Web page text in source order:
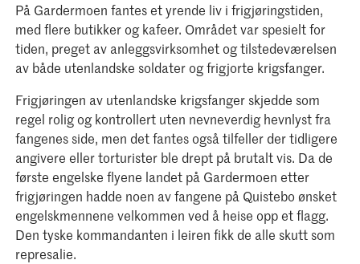
På Gardermoen fantes et yrende liv i frigjøringstiden,
med flere butikker og kafeer. Området var spesielt for
tiden, preget av anleggsvirksomhet og tilstedeværelsen
av både utenlandske soldater og frigjorte krigsfanger.
Frigjøringen av utenlandske krigsfanger skjedde som
regel rolig og kontrollert uten nevneverdig hevnlyst fra
fangenes side, men det fantes også tilfeller der tidligere
angivere eller torturister ble drept på brutalt vis. Da de
første engelske flyene landet på Gardermoen etter
frigjøringen hadde noen av fangene på Quistebo ønsket
engelskmennene velkommen ved å heise opp et flagg.
Den tyske kommandanten i leiren fikk de alle skutt som
represalie.